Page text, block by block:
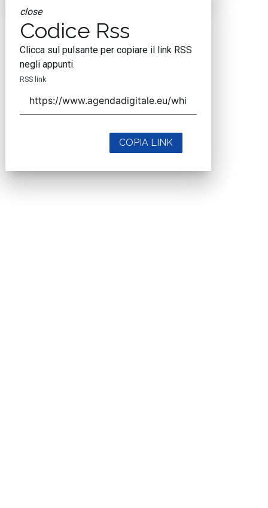
close
Codice Rss
Clicca sul pulsante per copiare il link RSS
negli appunti.
RSS link
COPIA LINK